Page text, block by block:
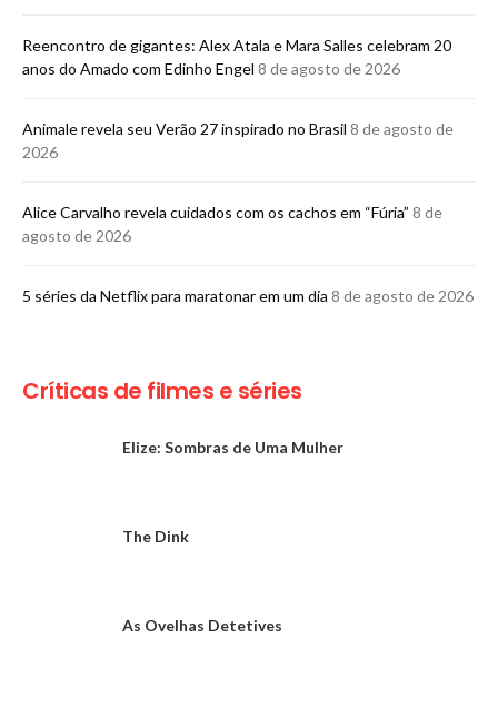
Reencontro de gigantes: Alex Atala e Mara Salles celebram 20
anos do Amado com Edinho Engel 8 de agosto de 2026
Animale revela seu Verão 27 inspirado no Brasil 8 de agosto de
2026
Alice Carvalho revela cuidados com os cachos em “Fúria” 8 de
agosto de 2026
5 séries da Netflix para maratonar em um dia 8 de agosto de 2026
Críticas de filmes e séries
Elize: Sombras de Uma Mulher
The Dink
As Ovelhas Detetives